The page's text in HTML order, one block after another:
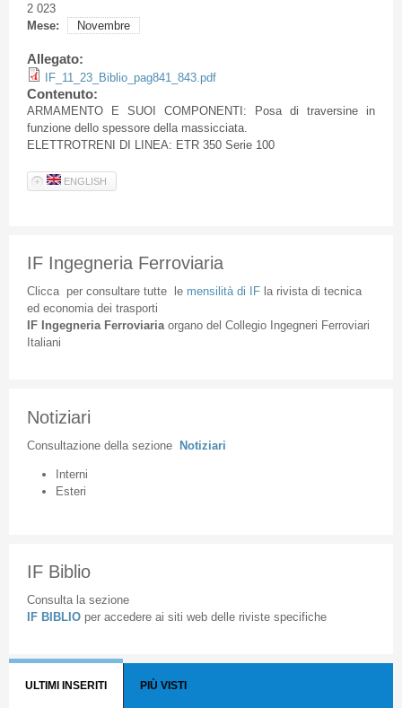
2 023
Mese:
Novembre
Allegato:
IF_11_23_Biblio_pag841_843.pdf
Contenuto:
ARMAMENTO E SUOI COMPONENTI: Posa di traversine in
funzione dello spessore della massicciata.
ELETTROTRENI DI LINEA: ETR 350 Serie 100
ENGLISH
IF Ingegneria Ferroviaria
Cliccaper consultare tuttele mensilità di IFla rivista di tecnica
ed economia dei trasporti
IF Ingegneria Ferroviaria organodel Collegio Ingegneri Ferroviari
Italiani
Notiziari
Consultazione della sezione Notiziari
Interni
Esteri
IF Biblio
Consulta la sezione
IF BIBLIO per accedere ai siti web delle riviste specifiche
ULTIMI INSERITI PIÙ VISTI